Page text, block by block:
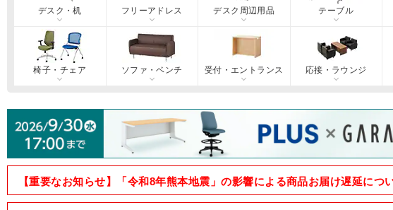
デスク・机 フリーアドレス デスク周辺用品 テーブル
椅子・チェア ソファ・ベンチ 受付・エントランス 応接・ラウンジ
【重要なお知らせ】「令和8年熊本地震」の影響による商品お届け遅延につ